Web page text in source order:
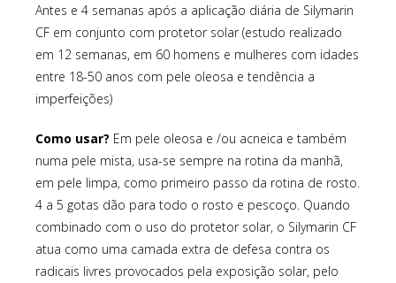
Antes e 4 semanas após a aplicação diária de Silymarin
CF em conjunto com protetor solar (estudo realizado
em 12 semanas, em 60 homens e mulheres com idades
entre 18-50 anos com pele oleosa e tendência a
imperfeições)
Como usar? Em pele oleosa e /ou acneica e também
numa pele mista, usa-se sempre na rotina da manhã,
em pele limpa, como primeiro passo da rotina de rosto.
4 a 5 gotas dão para todo o rosto e pescoço. Quando
combinado com o uso do protetor solar, o Silymarin CF
atua como uma camada extra de defesa contra os
radicais livres provocados pela exposição solar, pelo